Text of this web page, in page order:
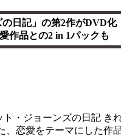
の日記」の第2作がDVD化
作品との2 in 1パックも
・ジョーンズの日記 き
恋愛をテーマにした作